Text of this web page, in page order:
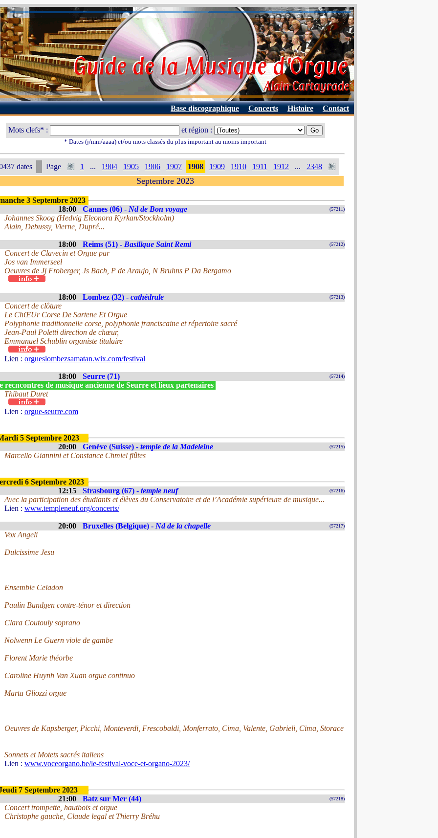
Base discographique Concerts Histoire Contact
Mots clefs* : et région :
* Dates (j/mm/aaaa) et/ou mots classés du plus important au moins important
dates Page 1 ... 1904 1905 1906 1907 1908 1909 1910 1911 1912 ... 2348
Septembre 2023
3 Septembre 2023
18:00
Cannes (06) - Nd de Bon voyage (57211)
Johannes Skoog (Hedvig Eleonora Kyrkan/Stockholm)
Alain, Debussy, Vierne, Dupré...
18:00 Reims (51) - Basilique Saint Remi (57212)
Concert de Clavecin et Orgue par
Jos van Immerseel
Oeuvres de Jj Froberger, Js Bach, P de Araujo, N Bruhns P Da Bergamo
18:00 Lombez (32) - cathédrale (57213)
Concert de clôture
Le ChŒUr Corse De Sartene Et Orgue
Polyphonie traditionnelle corse, polyphonie franciscaine et répertoire sacré
Jean-Paul Poletti direction de chœur,
Emmanuel Schublin organiste titulaire
Lien : orgueslombezsamatan.wix.com/festival
18:00 Seurre (71) (57214)
recncontres de musique ancienne de Seurre et lieux partenaires
Thibaut Duret
Lien : orgue-seurre.com
5 Septembre 2023
20:00
Genève (Suisse) - temple de la Madeleine (57215)
Marcello Giannini et Constance Chmiel flûtes
6 Septembre 2023
12:15
Strasbourg (67) - temple neuf (57216)
Avec la participation des étudiants et élèves du Conservatoire et de l’Académie supérieure de musique...
Lien : www.templeneuf.org/concerts/
20:00 Bruxelles (Belgique) - Nd de la chapelle (57217)
Vox Angeli
Dulcissime Jesu
Ensemble Celadon
Paulin Bundgen contre-ténor et direction
Clara Coutouly soprano
Nolwenn Le Guern viole de gambe
Florent Marie théorbe
Caroline Huynh Van Xuan orgue continuo
Marta Gliozzi orgue
Oeuvres de Kapsberger, Picchi, Monteverdi, Frescobaldi, Monferrato, Cima, Valente, Gabrieli, Cima, Storace
Sonnets et Motets sacrés italiens
Lien : www.voceorgano.be/le-festival-voce-et-organo-2023/
7 Septembre 2023
21:00
Batz sur Mer (44) (57218)
Concert trompette, hautbois et orgue
Christophe gauche, Claude legal et Thierry Bréhu